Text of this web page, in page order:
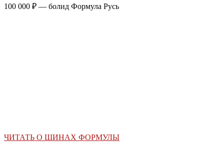
100 000 ₽ — болид Формула Русь
ЧИТАТЬ О ШИНАХ ФОРМУЛЫ